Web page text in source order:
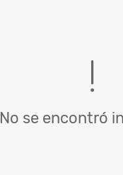
No se encontró